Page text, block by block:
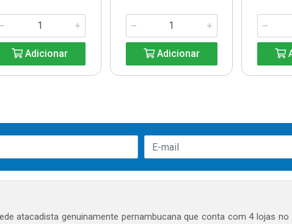
Adicionar Adicionar
atacadista genuinamente pernambucana que conta com 4 lojas no